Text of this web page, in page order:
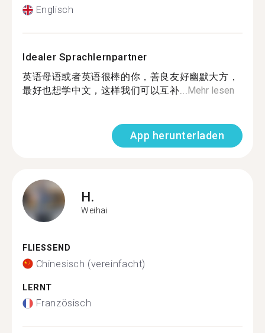
Englisch
Idealer Sprachlernpartner
英语母语或者英语很棒的你，善良友好幽默大方，
最好也想学中文，这样我们可以互补...Mehr lesen
App herunterladen
H.
Weihai
FLIESSEND
Chinesisch (vereinfacht)
LERNT
Französisch